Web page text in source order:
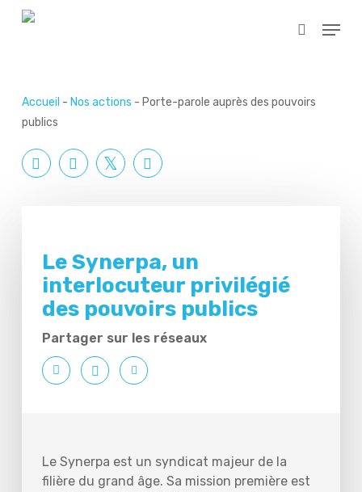
Skip
search
Menu
Accueil - Nos actions - Porte-parole auprès des pouvoirs
publics
Le Synerpa, un
interlocuteur privilégié
des pouvoirs publics
Partager sur les réseaux
Le Synerpa est un syndicat majeur de la
filière du grand âge. Sa mission première est